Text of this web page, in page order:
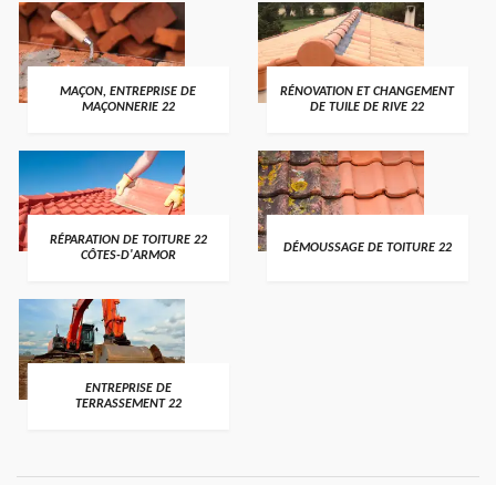
MAÇON, ENTREPRISE DE
MAÇONNERIE 22
RÉNOVATION ET CHANGEMENT
DE TUILE DE RIVE 22
RÉPARATION DE TOITURE 22
CÔTES-D'ARMOR
DÉMOUSSAGE DE TOITURE 22
ENTREPRISE DE
TERRASSEMENT 22